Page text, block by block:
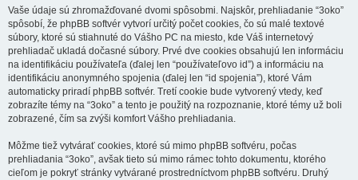
Vaše údaje sú zhromažďované dvomi spôsobmi. Najskôr, prehliadanie “3oko”
spôsobí, že phpBB softvér vytvorí určitý počet cookies, čo sú malé textové
súbory, ktoré sú stiahnuté do Vášho PC na miesto, kde Váš internetový
prehliadač ukladá dočasné súbory. Prvé dve cookies obsahujú len informáciu
na identifikáciu používateľa (ďalej len “používateľovo id”) a informáciu na
identifikáciu anonymného spojenia (ďalej len “id spojenia”), ktoré Vám
automaticky priradí phpBB softvér. Tretí cookie bude vytvorený vtedy, keď
zobrazíte témy na “3oko” a tento je použitý na rozpoznanie, ktoré témy už boli
zobrazené, čím sa zvýši komfort Vášho prehliadania.
Môžme tiež vytvárať cookies, ktoré sú mimo phpBB softvéru, počas
prehliadania “3oko”, avšak tieto sú mimo rámec tohto dokumentu, ktorého
cieľom je pokryť stránky vytvárané prostredníctvom phpBB softvéru. Druhý